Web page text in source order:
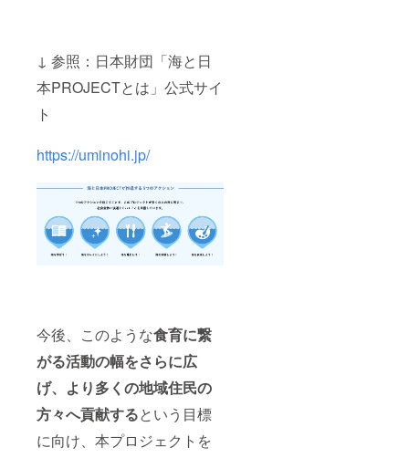
↓ 参照：日本財団「海と日
本PROJECTとは」公式サイ
ト
https://uminohi.jp/
今後、このような食育に繋
がる活動の幅をさらに広
げ、より多くの地域住民の
方々へ貢献するという目標
に向け、本プロジェクトを